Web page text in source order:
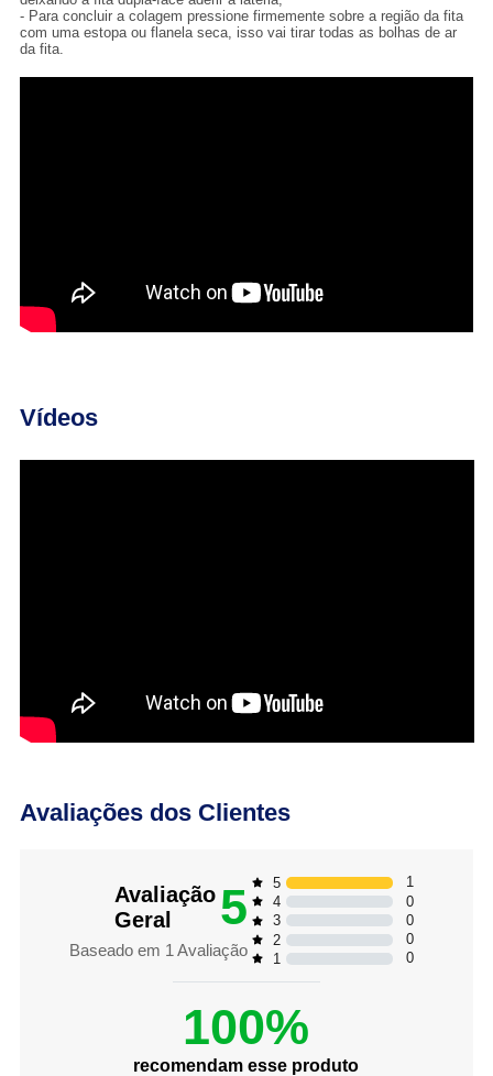
- Para concluir a colagem pressione firmemente sobre a região da fita
com uma estopa ou flanela seca, isso vai tirar todas as bolhas de ar
da fita.
Vídeos
Avaliações dos Clientes
Avaliação
Geral
5
Baseado em 1 Avaliação
5
1
4
0
3
0
2
0
1
0
100%
recomendam esse produto